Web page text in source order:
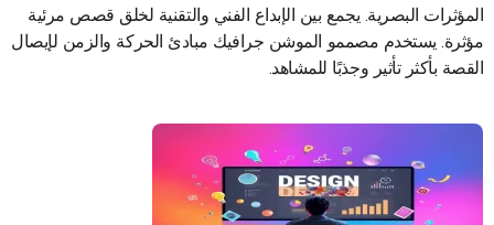
المؤثرات البصرية. يجمع بين الإبداع الفني والتقنية لخلق قصص مرئية
مؤثرة. يستخدم مصممو الموشن جرافيك مبادئ الحركة والزمن لإيصال
القصة بأكثر تأثير وجذبًا للمشاهد.